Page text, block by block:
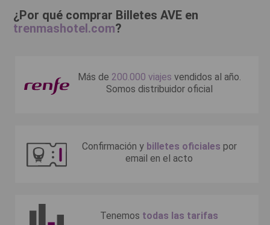
¿Por qué comprar Billetes AVE en
trenmashotel.com?
Más de 200.000 viajes vendidos al año.
Somos distribuidor oficial
Confirmación y billetes oficiales por
email en el acto
Tenemos todas las tarifas